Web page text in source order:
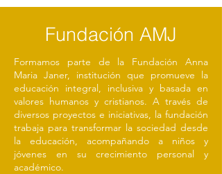
Fundación AMJ
Formamos parte de la Fundación Anna
Maria Janer, institución que promueve la
educación integral, inclusiva y basada en
valores humanos y cristianos. A través de
diversos proyectos e iniciativas, la fundación
trabaja para transformar la sociedad desde
la educación, acompañando a niños y
jóvenes en su crecimiento personal y
académico.